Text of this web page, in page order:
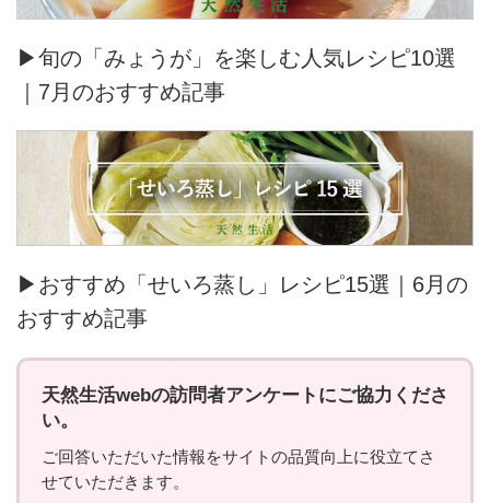
▶旬の「みょうが」を楽しむ人気レシピ10選
｜7月のおすすめ記事
▶おすすめ「せいろ蒸し」レシピ15選｜6月の
おすすめ記事